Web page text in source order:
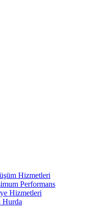
Hizmetleri
Performans
Hizmetleri
Hurda